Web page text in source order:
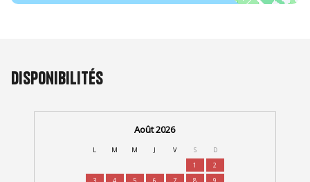
Disponibilités